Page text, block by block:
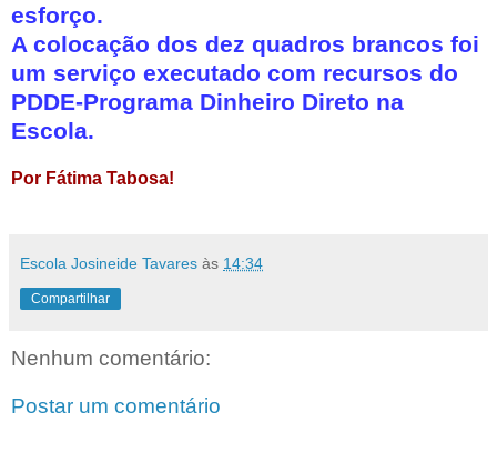
esforço.
A colocação dos dez quadros brancos foi
um serviço executado com recursos do
PDDE-Programa Dinheiro Direto na
Escola.
Por Fátima Tabosa!
Escola Josineide Tavares às 14:34
Compartilhar
Nenhum comentário:
Postar um comentário